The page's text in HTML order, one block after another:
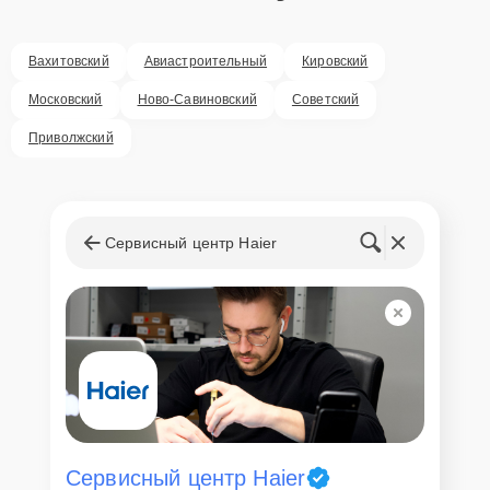
клиент сможет забрать свой гаджет в этот же день. При
Внимание! Устройство отправляется на ремонт только после
клиентом. Стоимость ремонта фиксируется и не может быть
мастера
Если у клиента нет времени или возможности для перемещения
крупногабаритной техники, он может заказать курьерскую
доставку или услугу выезда мастера. Специалист приедет в
удобное место и время, проведет тщательную диагностику и при
наличии оборудования осуществит оперативный ремонт.
Как приехать в сервисный
Вахитовский Авиастроительный Кировский
Московский Ново-Савиновский Советский
Приволжский
Сервисный центр Haier
Сервисный центр Haier